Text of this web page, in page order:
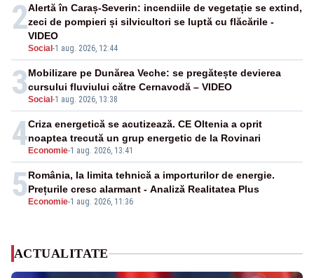
2
Social -1 aug. 2026, 12:44
Alertă în Caraș-Severin: incendiile de vegetație se extind,
zeci de pompieri și silvicultori se luptă cu flăcările -
VIDEO
3Social -1 aug. 2026, 13:38
Mobilizare pe Dunărea Veche: se pregătește devierea
cursului fluviului către Cernavodă – VIDEO
4 Economie-1 aug. 2026, 13:41
Criza energetică se acutizează. CE Oltenia a oprit
noaptea trecută un grup energetic de la Rovinari
5 Economie-1 aug. 2026, 11:36
România, la limita tehnică a importurilor de energie.
Prețurile cresc alarmant - Analiză Realitatea Plus
ACTUALITATE